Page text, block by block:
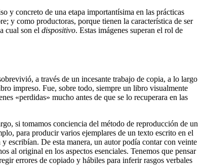
y concreto de una etapa importantísima en las prácticas
y como productoras, porque tienen la característica de ser
cual son el dispositivo. Estas imágenes superan el rol de
a través de un incesante trabajo de copia, a lo largo
impreso. Fue, sobre todo, siempre un libro visualmente
«perdidas» mucho antes de que se lo recuperara en las
si tomamos conciencia del método de reproducción de un
para producir varios ejemplares de un texto escrito en el
escribían. De esta manera, un autor podía contar con veinte
al original en los aspectos esenciales. Tenemos que pensar
errores de copiado y hábiles para inferir rasgos verbales